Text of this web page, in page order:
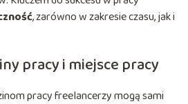
, zarówno w zakresie czasu, jak i
pracy i miejsce pracy
pracy freelancerzy mogą sami